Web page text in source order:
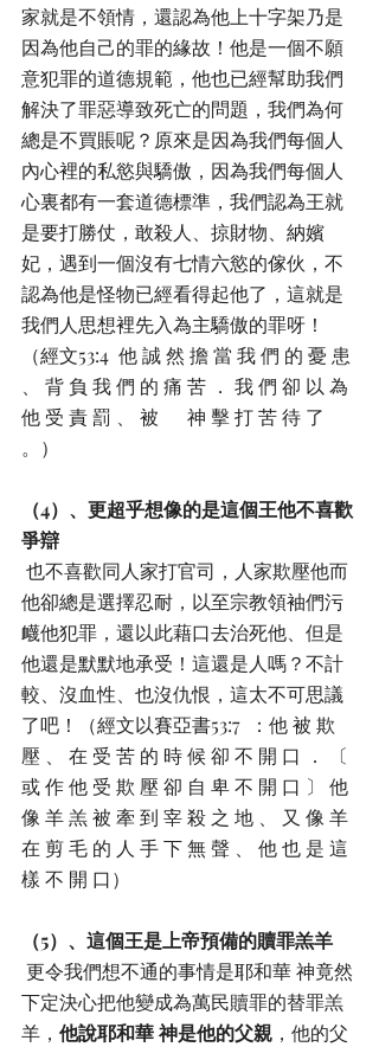
家就是不領情，還認為他上十字架乃是
因為他自己的罪的緣故！他是一個不願
意犯罪的道德規範，他也已經幫助我們
解決了罪惡導致死亡的問題，我們為何
總是不買賬呢？原來是因為我們每個人
內心裡的私慾與驕傲，因為我們每個人
心裏都有一套道德標準，我們認為王就
是要打勝仗，敢殺人、掠財物、納嬪
妃，遇到一個沒有七情六慾的傢伙，不
認為他是怪物已經看得起他了，這就是
我們人思想裡先入為主驕傲的罪呀！
（經文53:4  他 誠 然 擔 當 我 們 的 憂 患
、 背 負 我 們 的 痛 苦 ． 我 們 卻 以 為
他 受 責 罰 、 被 　 神 擊 打 苦 待 了
。）
（4）、更超乎想像的是這個王他不喜歡
爭辯
他卻總是選擇忍耐，以至宗教領袖們污
衊他犯罪，還以此藉口去治死他、但是
他還是默默地承受！這還是人嗎？不計
較、沒血性、也沒仇恨，這太不可思議
了吧！（經文以賽亞書53:7  ：他 被 欺
壓 、 在 受 苦 的 時 候 卻 不 開 口 ． 〔
或 作 他 受 欺 壓 卻 自 卑 不 開 口 〕 他
像 羊 羔 被 牽 到 宰 殺 之 地 、 又 像 羊
在 剪 毛 的 人 手 下 無 聲 、 他 也 是 這
樣 不 開 口）
（5）、這個王是上帝預備的贖罪羔羊
下定決心把他變成為萬民贖罪的替罪羔
羊， 他說耶和華 神是他的父親 ，他的父